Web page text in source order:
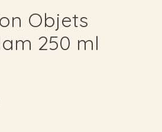
Objets
250 ml